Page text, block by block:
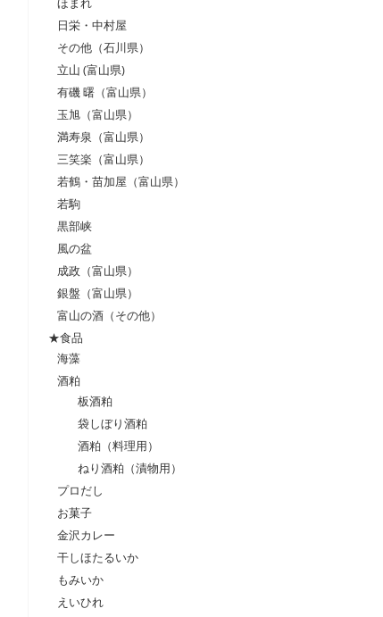
日栄・中村屋
その他（石川県）
立山 (富山県)
有磯 曙（富山県）
玉旭（富山県）
満寿泉（富山県）
三笑楽（富山県）
若鶴・苗加屋（富山県）
若駒
黒部峡
風の盆
成政（富山県）
銀盤（富山県）
富山の酒（その他）
★食品
海藻
酒粕
板酒粕
袋しぼり酒粕
酒粕（料理用）
ねり酒粕（漬物用）
プロだし
お菓子
金沢カレー
干しほたるいか
もみいか
えいひれ